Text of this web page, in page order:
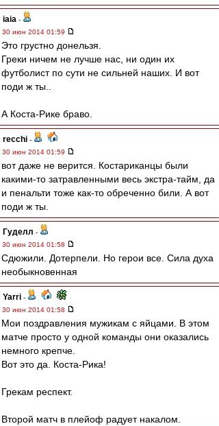
iaia -
30 июн 2014 01:59
Это грустно донельзя.
Греки ничем не лучше нас, ни один их
футболист по сути не сильней наших. И вот
поди ж ты..
А Коста-Рике браво.
recchi -
30 июн 2014 01:59
вот даже не верится. Костариканцы были
какими-то затравленными весь экстра-тайм, да
и пенальти тоже как-то обреченно били. А вот
поди ж ты.
Гуделл -
30 июн 2014 01:58
Сдюжили. Дотерпели. Но герои все. Сила духа
необыкновенная
Yarri -
30 июн 2014 01:58
Мои поздравления мужикам с яйцами. В этом
матче просто у одной команды они оказались
немного крепче.
Вот это да. Коста-Рика!
Грекам респект.
Второй матч в плейоф радует накалом.